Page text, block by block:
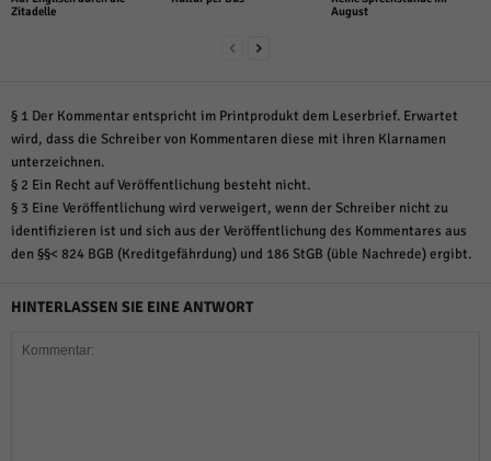
Zitadelle
August
§ 1 Der Kommentar entspricht im Printprodukt dem Leserbrief. Erwartet
wird, dass die Schreiber von Kommentaren diese mit ihren Klarnamen
unterzeichnen.
§ 2 Ein Recht auf Veröffentlichung besteht nicht.
§ 3 Eine Veröffentlichung wird verweigert, wenn der Schreiber nicht zu
identifizieren ist und sich aus der Veröffentlichung des Kommentares aus
den §§< 824 BGB (Kreditgefährdung) und 186 StGB (üble Nachrede) ergibt.
HINTERLASSEN SIE EINE ANTWORT